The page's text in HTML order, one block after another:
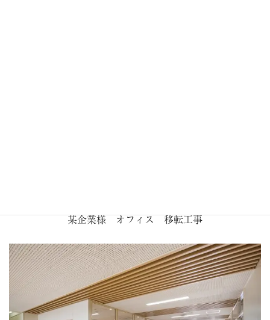
某企業様 オフィス 移転工事